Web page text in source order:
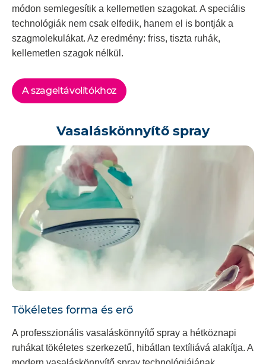
módon semlegesítik a kellemetlen szagokat. A speciális
technológiák nem csak elfedik, hanem el is bontják a
szagmolekulákat. Az eredmény: friss, tiszta ruhák,
kellemetlen szagok nélkül.
A szageltávolítókhoz
Vasaláskönnyítő spray
Tökéletes forma és erő
A professzionális vasaláskönnyítő spray a hétköznapi
ruhákat tökéletes szerkezetű, hibátlan textíliává alakítja. A